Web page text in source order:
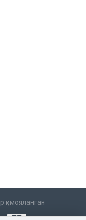
ҳимояланган